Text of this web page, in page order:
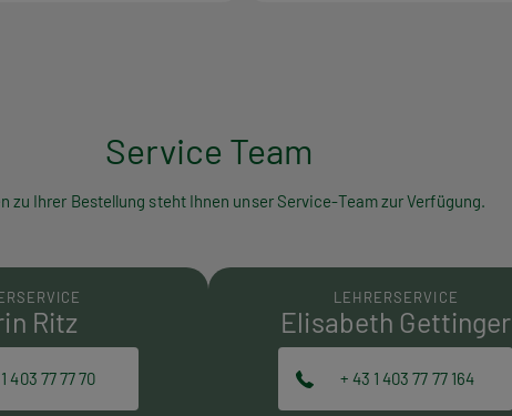
Service Team
zu Ihrer Bestellung steht Ihnen unser Service-Team zur Verfügung.
Ritz
403 77 77 70
LEHRERSERVICE
Elisabeth Gettinger
+ 43 1 403 77 77 164